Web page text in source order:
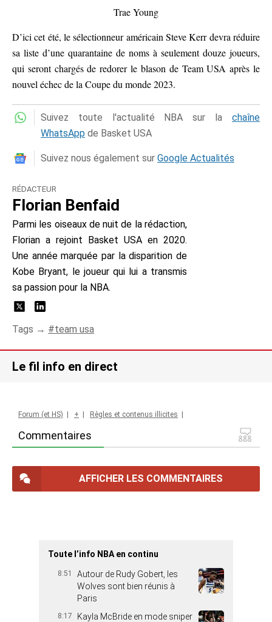
Trae Young
D’ici cet été, le sélectionneur américain Steve Kerr devra réduire
sa liste d’une quarantaine de noms à seulement douze joueurs,
qui seront chargés de redorer le blason de Team USA après le
nouvel échec de la Coupe du monde 2023.
Suivez toute l'actualité NBA sur la chaîne
WhatsApp de Basket USA
Suivez nous également sur Google Actualités
RÉDACTEUR
Florian Benfaid
Parmi les oiseaux de nuit de la rédaction,
Florian a rejoint Basket USA en 2020.
Une année marquée par la disparition de
Kobe Bryant, le joueur qui lui a transmis
sa passion pour la NBA.
Tags → team usa
Le fil info en direct
Commentaires
Forum (et HS) | + | Règles et contenus illicites |
AFFICHER LES COMMENTAIRES
Toute l’info NBA en continu
8:51
Autour de Rudy Gobert, les
Wolves sont bien réunis à
Paris
8:17
Kayla McBride en mode sniper